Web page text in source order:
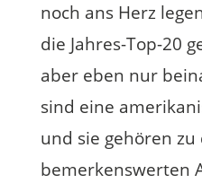
noch ans Herz
die Jahres-Top-20
aber eben nur
sind eine
und sie gehören zu
bemerkenswerten